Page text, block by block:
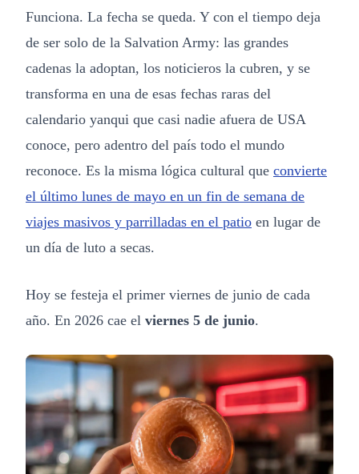
Funciona. La fecha se queda. Y con el tiempo deja
de ser solo de la Salvation Army: las grandes
cadenas la adoptan, los noticieros la cubren, y se
transforma en una de esas fechas raras del
calendario yanqui que casi nadie afuera de USA
conoce, pero adentro del país todo el mundo
reconoce. Es la misma lógica cultural que convierte
el último lunes de mayo en un fin de semana de
viajes masivos y parrilladas en el patio en lugar de
un día de luto a secas.
Hoy se festeja el primer viernes de junio de cada
año. En 2026 cae el viernes 5 de junio.